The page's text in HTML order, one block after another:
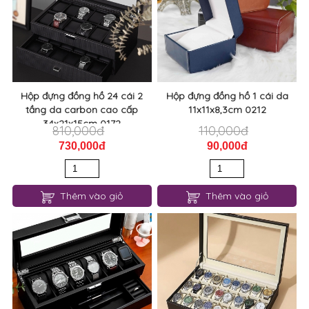
Hộp đựng đồng hồ 24 cái 2
tầng da carbon cao cấp
34x21x15cm 0172
810,000đ
730,000đ
Thêm vào giỏ
Hộp đựng đồng hồ 1 cái da
11x11x8,3cm 0212
110,000đ
90,000đ
Thêm vào giỏ